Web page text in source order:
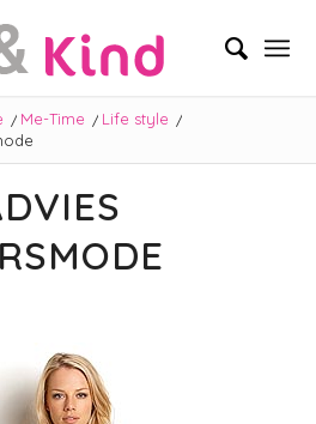
/ Me-Time / Life style /